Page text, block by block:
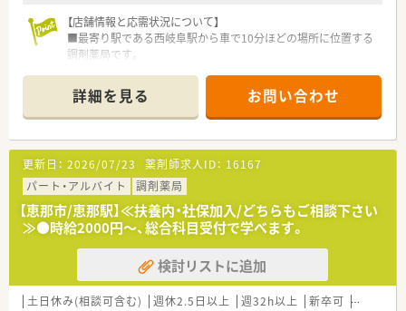
【店舗情報と応需状況について】
■最寄り駅である西岐阜駅から車で10分ほどの場所に位置する
調剤薬局です。
平均45～55枚です。
■現在、常勤薬剤師2名と医療事務スタッフが在籍し、協力しな
がら業務を行っています。
【募集背景と求める人物像について】
■今回は産休・育休に伴う欠員補充のため、即戦力として活躍い
ただける方を募集します。
■在宅医療に積極的に取り組んでいただける、意欲のある方のご
応募をお待ちしております。
■未経験の分野でも前向きに知識を吸収し、長く地域医療に貢献
したいという方を歓迎します。
【やりがい/おすすめポイント】
■医師や看護師と密に連携するチーム医療の一員として、地域医
詳細を見る お問い合わせ
更新日： 2026/07/23 薬剤師求人ID： 16167
パート・アルバイト
調剤薬局
【恵那市/恵那駅】≪扶養内・社保加入/どちらもご相談下さい
≫●時給2000円～、総合科目受付で学べます。
検討リストに追加
土日休み(相談可含む) 週休2.5日以上 週32h以上 新卒可 未経験可